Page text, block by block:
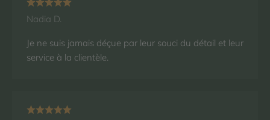
Nadia D.
Je ne suis jamais déçue par leur souci du détail et leur
service à la clientèle.